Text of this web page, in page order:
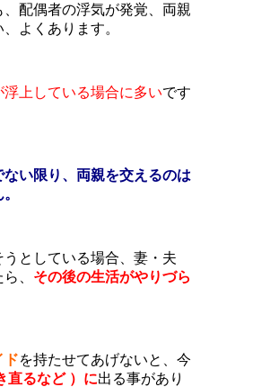
、配偶者の浮気が発覚、両親
よくあります。
浮上している場合に多いです
ない限り、両親を交えるのは
うとしている場合、妻・夫
、 その後の生活がやりづら
ドを持たせてあげないと、今
直るなど ）に出る事があり